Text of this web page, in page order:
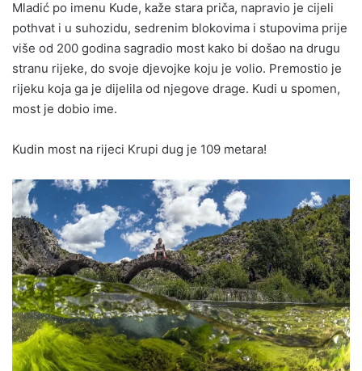
Mladić po imenu Kude, kaže stara priča, napravio je cijeli
pothvat i u suhozidu, sedrenim blokovima i stupovima prije
više od 200 godina sagradio most kako bi došao na drugu
stranu rijeke, do svoje djevojke koju je volio. Premostio je
rijeku koja ga je dijelila od njegove drage. Kudi u spomen,
most je dobio ime.
Kudin most na rijeci Krupi dug je 109 metara!